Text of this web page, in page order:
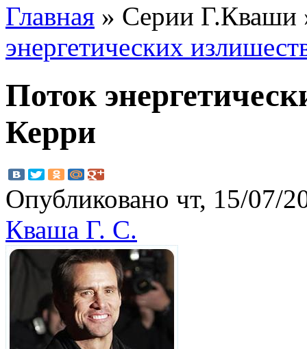
Главная » Серии
энергетических
Поток
Керри
Опубликовано чт, 15/07/
Кваша Г. С.